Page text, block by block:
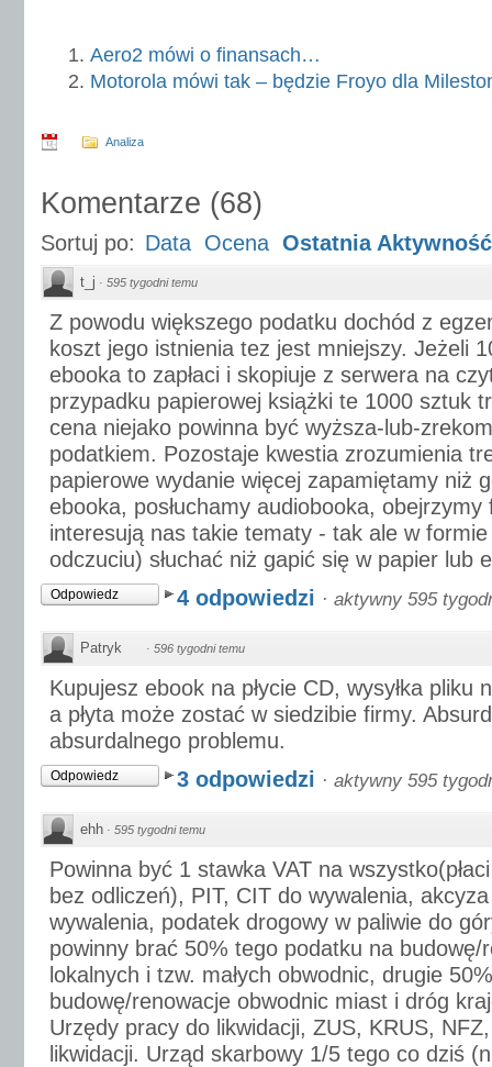
Aero2 mówi o finansach…
Motorola mówi tak – będzie Froyo dla
Analiza
Komentarze (68)
Sortuj po: Data Ocena Ostatnia Aktywność
t_j · 595 tygodni temu
Z powodu większego podatku dochód z
koszt jego istnienia tez jest mniejszy. Jeżeli
ebooka to zapłaci i skopiuje z serwera na
przypadku papierowej książki te 1000 sztuk
cena niejako powinna być wyższa-lub-
podatkiem. Pozostaje kwestia zrozumienia
papierowe wydanie więcej zapamiętamy niż
ebooka, posłuchamy audiobooka, obejrzymy
interesują nas takie tematy - tak ale w
odczuciu) słuchać niż gapić się w papier lub
Odpowiedz 4 odpowiedzi · aktywny 595
Patryk · 596 tygodni temu
Kupujesz ebook na płycie CD, wysyłka pliku
a płyta może zostać w siedzibie firmy.
absurdalnego problemu.
Odpowiedz 3 odpowiedzi · aktywny 595
ehh · 595 tygodni temu
Powinna być 1 stawka VAT na
bez odliczeń), PIT, CIT do wywalenia,
wywalenia, podatek drogowy w paliwie do
powinny brać 50% tego podatku na budowę/
lokalnych i tzw. małych obwodnic, drugie
budowę/renowacje obwodnic miast i dróg
Urzędy pracy do likwidacji, ZUS, KRUS,
likwidacji. Urząd skarbowy 1/5 tego co dziś